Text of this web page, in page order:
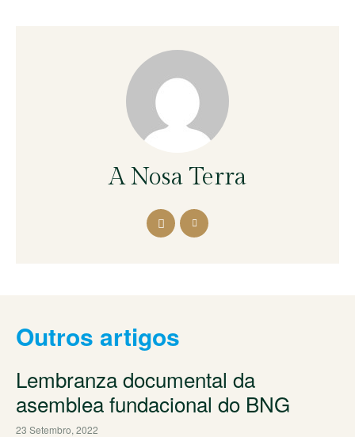
A Nosa Terra
Outros artigos
Lembranza documental da
asemblea fundacional do BNG
23 Setembro, 2022